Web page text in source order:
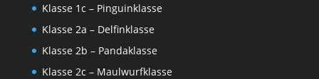
Klasse 1c – Pinguinklasse
Klasse 2a – Delfinklasse
Klasse 2b – Pandaklasse
Klasse 2c – Maulwurfklasse